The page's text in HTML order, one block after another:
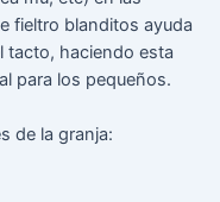
fieltro blanditos ayuda
tacto, haciendo esta
para los pequeños.
de la granja: